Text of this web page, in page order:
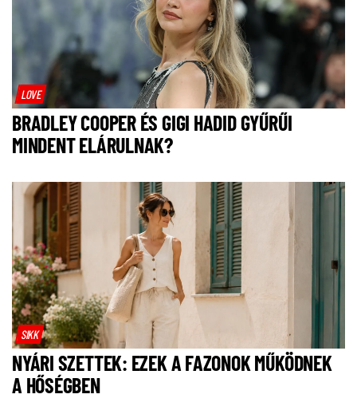
LOVE
BRADLEY COOPER ÉS GIGI HADID GYŰRŰI
MINDENT ELÁRULNAK?
SIKK
NYÁRI SZETTEK: EZEK A FAZONOK MŰKÖDNEK
A HŐSÉGBEN